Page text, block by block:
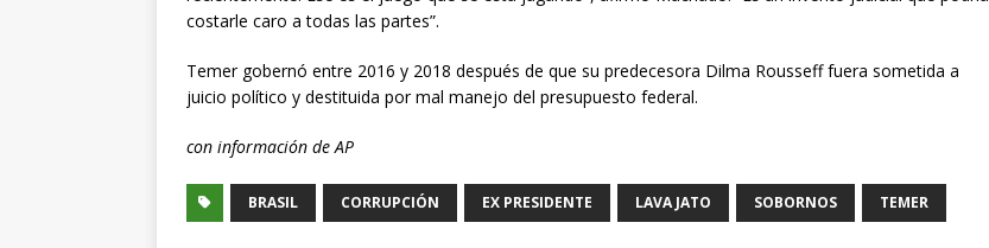
costarle caro a todas las partes”.
Temer gobernó entre 2016 y 2018 después de que su predecesora Dilma Rousseff fuera sometida a
juicio político y destituida por mal manejo del presupuesto federal.
con información de AP
BRASIL CORRUPCIÓN EX PRESIDENTE LAVA JATO SOBORNOS TEMER